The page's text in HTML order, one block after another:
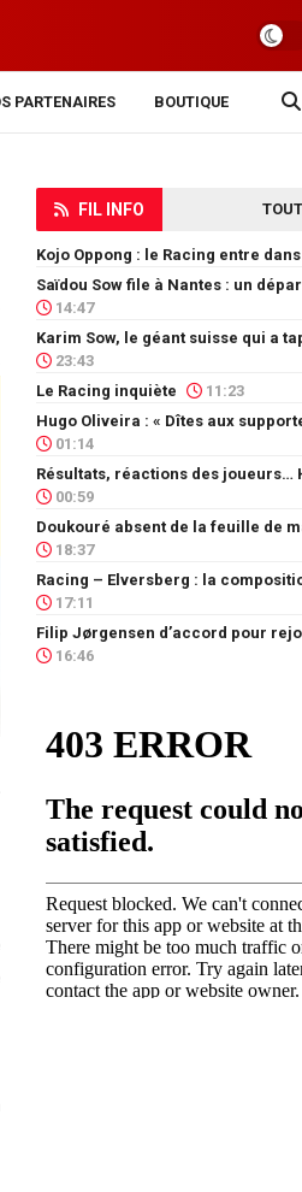
PARTENAIRES BOUTIQUE
FIL INFO TOUT
Kojo Oppong : le Racing entre
14:47
23:43
Le Racing inquiète
11:23
01:14
00:59
18:37
Racing – Elversberg : la
17:11
16:46